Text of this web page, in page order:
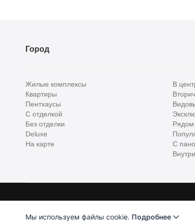
Город
Жилые комплексы
Квартиры
Пентхаусы
С отделкой
Без отделки
Deluxe
На карте
В
Рядом
С
Homehunter - первый полноценный онлайн-сервис
Мы используем файлы cookie. Подробнее